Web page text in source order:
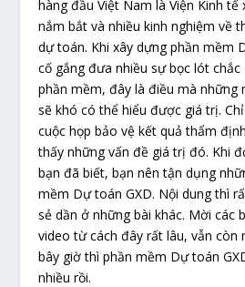
hàng đầu Việt Nam là Viện Kinh
nắm bắt và nhiều kinh nghiệm về
dự toán. Khi xây dựng phần mềm
cố gắng đưa nhiều sự bọc lót chắc
phần mềm, đây là điều mà những
sẽ khó có thể hiểu được giá trị.
cuộc họp bảo vệ kết quả thẩm
thấy những vấn đề giá trị đó. Khi
bạn đã biết, bạn nên tận dụng
mềm Dự toán GXD. Nội dung thì
sẻ dần ở những bài khác. Mời các
video từ cách đây rất lâu, vẫn còn
bây giờ thì phần mềm Dự toán
nhiều rồi.